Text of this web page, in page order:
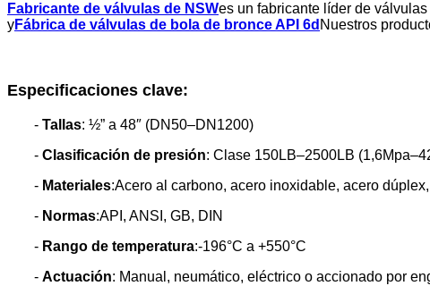
Fabricante de válvulas de NSWes un fabricante líder de
yFábrica de válvulas de bola de bronce API 6d Nuestros
Especificaciones clave:
- Tallas: ½” a 48″ (DN50–DN1200)
- Clasificación de presión: Clase 150LB–2500LB
- Materiales:Acero al carbono, acero inoxidable, acero
- Normas:API, ANSI, GB, DIN
- Rango de temperatura:-196°C a +550°C
- Actuación: Manual, neumático, eléctrico o accionado por